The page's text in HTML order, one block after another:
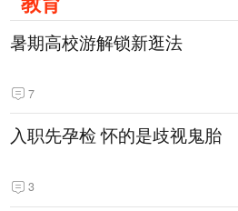
暑期高校游解锁新逛法
7
入职先孕检 怀的是歧视鬼胎
3